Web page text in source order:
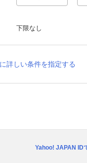
下限なし
詳しい条件を指定する
Yahoo! JAPAN ID